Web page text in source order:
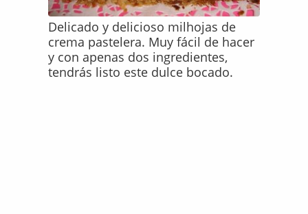
Delicado y delicioso milhojas de
crema pastelera. Muy fácil de hacer
y con apenas dos ingredientes,
tendrás listo este dulce bocado.